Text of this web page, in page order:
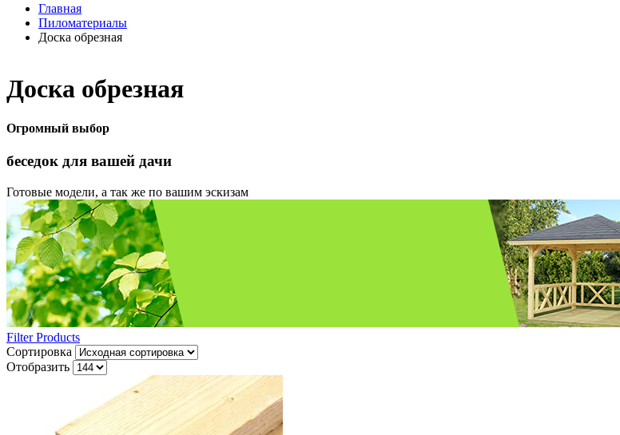
Главная
Пиломатериалы
Доска обрезная
Доска обрезная
Огромный выбор
беседок для вашей дачи
Готовые модели, а так же по вашим эскизам
Filter Products
Сортировка
Отобразить